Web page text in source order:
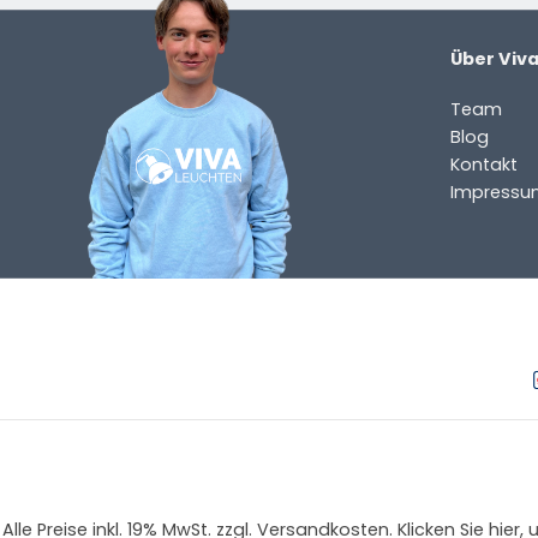
Über
Team
Blog
Kontakt
Alle Preise inkl. 19% MwSt. zzgl. Versandkosten. Klicken Sie